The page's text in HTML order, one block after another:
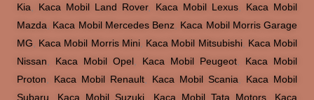
Kia
Kaca Mobil Land Rover, Kaca Mobil Lexus
Kaca Mobil
Mazda
Kaca Mobil Mercedes Benz Kaca Mobil Morris Garage
MG
Kaca Mobil Morris Mini, Kaca Mobil Mitsubishi, Kaca Mobil
Nissan
Kaca Mobil Opel Kaca Mobil Peugeot
Kaca Mobil
Proton
Kaca Mobil Renault Kaca Mobil Scania
Kaca Mobil
Subaru
Kaca Mobil Suzuki Kaca Mobil Tata Motors, Kaca